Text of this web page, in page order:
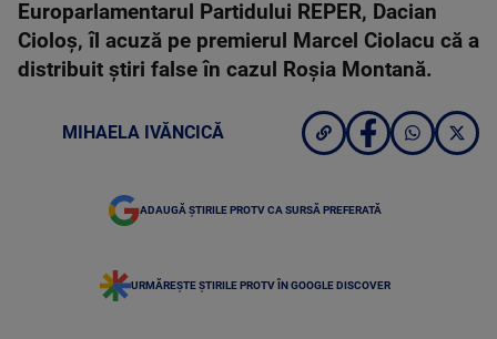
Europarlamentarul Partidului REPER, Dacian
Cioloș, îl acuză pe premierul Marcel Ciolacu că a
distribuit știri false în cazul Roșia Montană.
MIHAELA IVĂNCICĂ
ADAUGĂ ȘTIRILE PROTV CA SURSĂ PREFERATĂ
URMĂREȘTE ȘTIRILE PROTV ÎN GOOGLE DISCOVER